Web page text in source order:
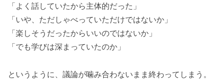
「よく話していたから主体的だった」
「いや、ただしゃべっていただけではないか」
「楽しそうだったからいいのではないか」
「でも学びは深まっていたのか」
というように、議論が噛み合わないまま終わってしまう。